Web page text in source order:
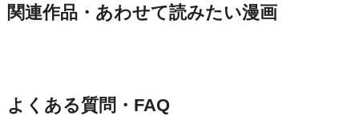
関連作品・あわせて読みたい漫画
よくある質問・FAQ